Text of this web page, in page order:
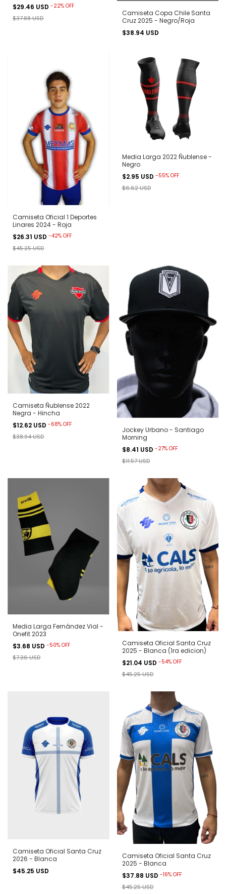
$29.46 USD -22% OFF
$37.88 USD
Camiseta Copa Chile Santa
Cruz 2025 - Negro/Roja
$38.94 USD
Camiseta Oficial 1 Deportes
Linares 2024 - Roja
$26.31 USD -42% OFF
$45.25 USD
Media Larga 2022 Ñublense -
Negro
$2.95 USD -55% OFF
$6.62 USD
Camiseta Ñublense 2022
Negra - Hincha
$12.62 USD -68% OFF
$38.94 USD
Jockey Urbano - Santiago
Morning
$8.41 USD -27% OFF
$11.57 USD
Media Larga Fernández Vial -
Onefit 2023
$3.68 USD -50% OFF
$7.36 USD
Camiseta Oficial Santa Cruz
2025 - Blanca (1ra edicion)
$21.04 USD -54% OFF
$45.25 USD
Camiseta Oficial Santa Cruz
2026 - Blanca
$45.25 USD
Camiseta Oficial Santa Cruz
2025 - Blanca
$37.88 USD -16% OFF
$45.25 USD